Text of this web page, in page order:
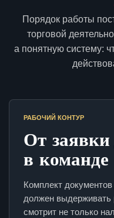
Порядок работы
торговой
а понятную систему:
РАБОЧИЙ КОНТУР
От
в команде
Комплект
должен выдерживать
смотрит не только